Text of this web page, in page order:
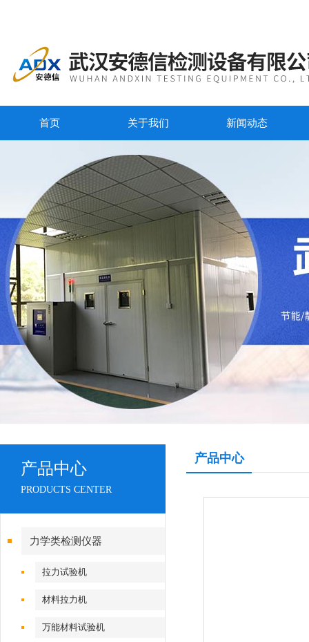
首页 关于我们 新闻动态
产品中心
PRODUCTS CENTER
力学类检测仪器
拉力试验机
材料拉力机
万能材料试验机
产品中心